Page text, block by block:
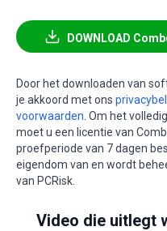
DOWNLOAD
Door het downloaden van
je akkoord met ons
voorwaarden . Om het
moet u een licentie van
proefperiode van 7 dagen
eigendom van en wordt
van PCRisk.
Video die uitlegt